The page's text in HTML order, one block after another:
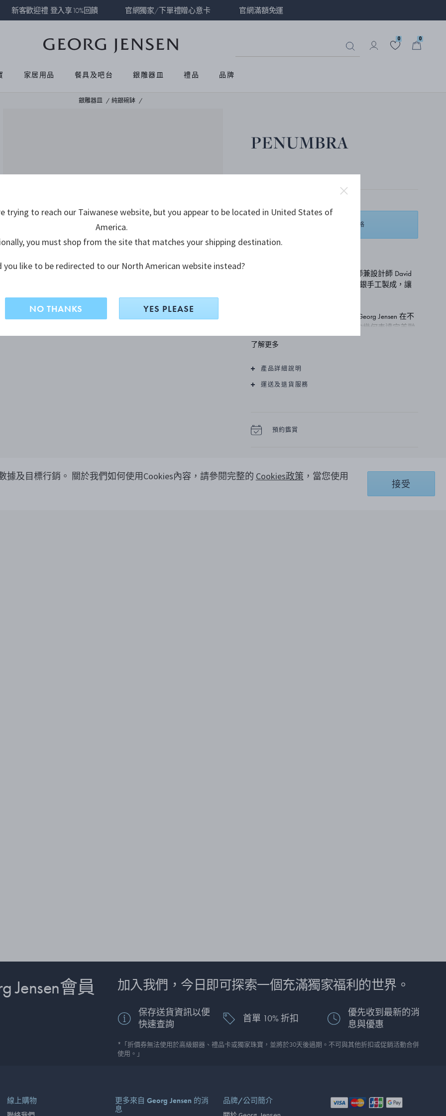
新客歡迎禮 登入享10%回饋 官網獨家/下單禮贈心意卡 官網滿額免運
0 0
家居用品 餐具及吧台 銀雕器皿 禮品 品牌
銀雕器皿 純銀碗缽
PENUMBRA
聯繫我們以獲取價格
這款中心裝飾品由丹麥著名建築師兼設計師 David
Thulstrup 設計，在哥本哈根採用純銀手工製成，讓
這款大師級的奢華設計傑作參考 Georg Jensen 在不
同時代的風格，將多種對比鮮明的幾何表達完美融
合到一起。
歎的是，這款設計傑作的表面有約 3000 多處錘
痕，從製作開始到完成需要大約四個月的時間。
了解更多
產品詳細說明
運送及退貨服務
預約鑑賞
Jensen會員 加入我們，今日即可探索一個充滿獨家福利的世界。
保存送貨資訊以便
快速查詢
首單 10% 折扣
優先收到最新的消
息與優惠
*「折價券無法使用於高級銀器、禮品卡或獨家珠寶，並將於30天後過期。不可與其他折扣或促銷活動合併
使用。」
線上購物
更多來自 Georg Jensen 的消
息
品牌/公司簡介
據及目標行銷。 關於我們如何使用Cookies內容，請參閱完整的 Cookies政策，當您使用
接受
trying to reach our Taiwanese website, but you appear to be located in United States of
America.
you must shop from the site that matches your shipping destination.
you like to be redirected to our North American website instead?
NO THANKS YES PLEASE